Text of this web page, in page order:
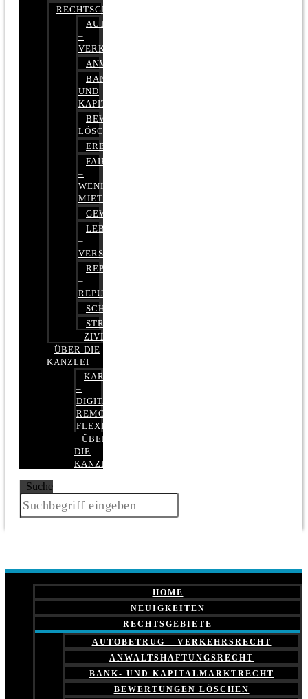
RECHTSGEBIETE
AUTOBETRUG
–
VERKEHRSRECHT
ANWALTSHAFTUNGSRECHT
BANK-
UND
KAPITALMARKTRECHT
BEWERTUNGEN
LÖSCHEN
ERBRECHT
FAIRMIETEN
–
WENIGER
MIETE
GEWERBERECHT
LEBENSVERSICHERUNG
–
VERSICHERUNGSRECHT
REPUTATIONSRECHT
–
REPUTATIONSMANAGEMENT
SCHUFARECHT
STRAFRECHT
ZIVILRECHT
ÜBER DIE
KANZLEI
KARRIERE
–
DIGITAL,
REMOTE,
FLEXIBEL
ÜBER
DIE
KANZLEI
Suche
HOME
NEUIGKEITEN
RECHTSGEBIETE
AUTOBETRUG – VERKEHRSRECHT
ANWALTSHAFTUNGSRECHT
BANK- UND KAPITALMARKTRECHT
BEWERTUNGEN LÖSCHEN